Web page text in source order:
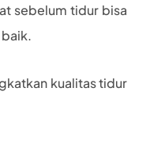
sebelum tidur bisa
kualitas tidur